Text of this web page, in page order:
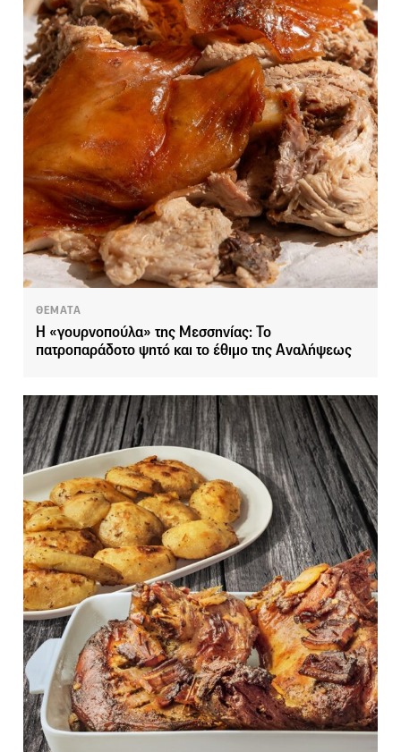
ΘΕΜΑΤΑ
Η «γουρνοπούλα» της Μεσσηνίας: Το
πατροπαράδοτο ψητό και το έθιμο της Αναλήψεως